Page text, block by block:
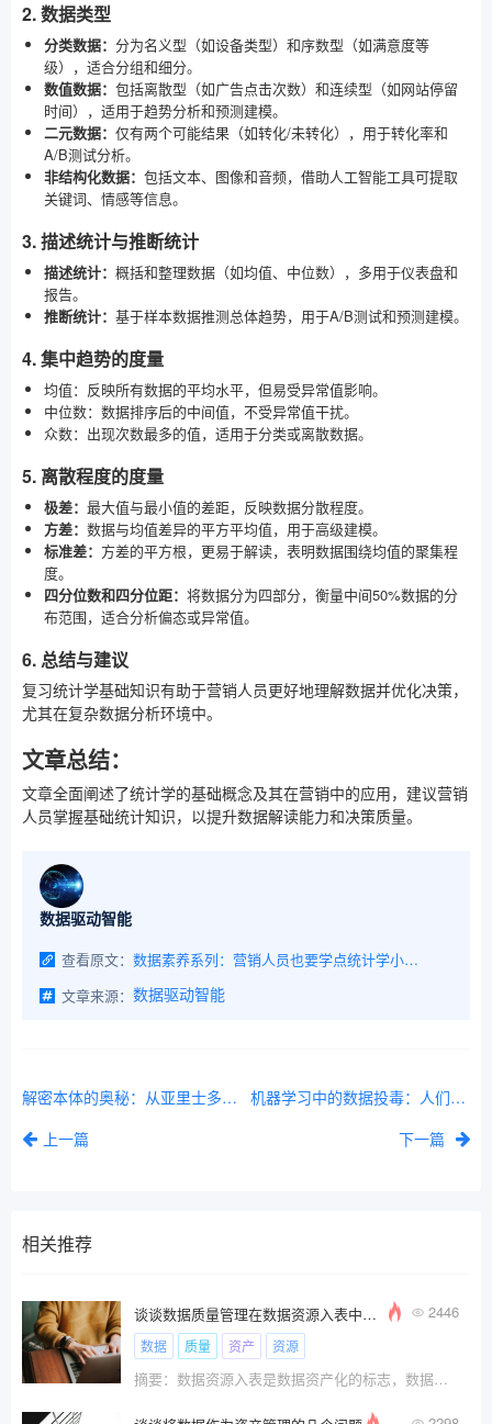
2. 数据类型
分类数据： 分为名义型（如设备类型）和序数型（如满意度等
级），适合分组和细分。
数值数据： 包括离散型（如广告点击次数）和连续型（如网站停留
时间），适用于趋势分析和预测建模。
二元数据： 仅有两个可能结果（如转化/未转化），用于转化率和
A/B测试分析。
非结构化数据： 包括文本、图像和音频，借助人工智能工具可提取
关键词、情感等信息。
3. 描述统计与推断统计
描述统计： 概括和整理数据（如均值、中位数），多用于仪表盘和
报告。
推断统计： 基于样本数据推测总体趋势，用于A/B测试和预测建模。
4. 集中趋势的度量
均值：反映所有数据的平均水平，但易受异常值影响。
中位数：数据排序后的中间值，不受异常值干扰。
众数：出现次数最多的值，适用于分类或离散数据。
5. 离散程度的度量
极差： 最大值与最小值的差距，反映数据分散程度。
方差： 数据与均值差异的平方平均值，用于高级建模。
标准差： 方差的平方根，更易于解读，表明数据围绕均值的聚集程
度。
四分位数和四分位距： 将数据分为四部分，衡量中间50%数据的分
布范围，适合分析偏态或异常值。
6. 总结与建议
复习统计学基础知识有助于营销人员更好地理解数据并优化决策，
尤其在复杂数据分析环境中。
文章总结：
文章全面阐述了统计学的基础概念及其在营销中的应用，建议营销
人员掌握基础统计知识，以提升数据解读能力和决策质量。
数据驱动智能
查看原文：
数据素养系列：营销人员也要学点统计学小知识
文章来源： 数据驱动智能
解密本体的奥秘：从亚里士多德到AI大模型，一场跨越两千年的知识革命
上一篇
机器学习中的数据投毒：人们为何以及如何操纵训练数据
下一篇
相关推荐
谈谈数据质量管理在数据资源入表中的实施方法和路径 2446
数据 质量 资产 资源
摘要：数据资源入表是数据资产化的标志，数据资源